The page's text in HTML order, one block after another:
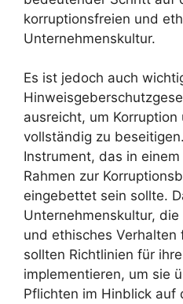
korruptionsfreien und
Unternehmenskultur.
Es ist jedoch auch
ausreicht, um
vollständig zu
Instrument, das in
Rahmen zur
eingebettet sein sollte.
Unternehmenskultur,
und ethisches
sollten Richtlinien für
implementieren, um sie
Pflichten im Hinblick auf